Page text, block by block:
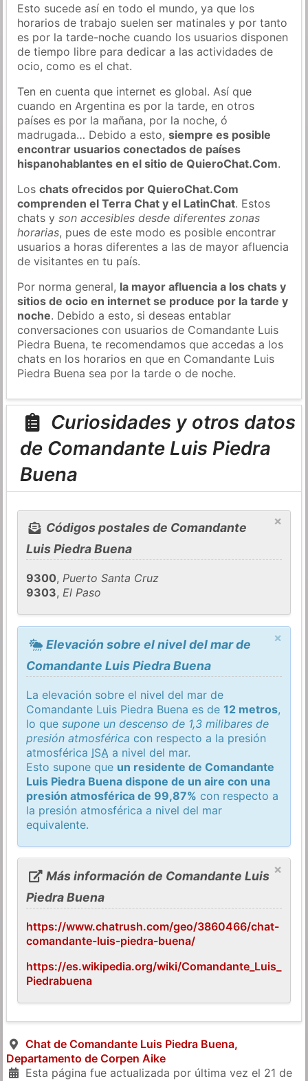
Esto sucede así en todo el mundo, ya que los
horarios de trabajo suelen ser matinales y por tanto
es por la tarde-noche cuando los usuarios disponen
de tiempo libre para dedicar a las actividades de
ocio, como es el chat.
Ten en cuenta que internet es global. Así que
cuando en Argentina es por la tarde, en otros
países es por la mañana, por la noche, ó
madrugada… Debido a esto,siempre es posible
encontrar usuarios conectados de países
hispanohablantes en el sitio de QuieroChat.Com.
Loschats ofrecidos por QuieroChat.Com
comprenden el Terra Chat y el LatinChat. Estos
chats yson accesibles desde diferentes zonas
horarias, pues de este modo es posible encontrar
usuarios a horas diferentes a las de mayor afluencia
de visitantes en tu país.
Por norma general, la mayor afluencia a los chats y
sitios de ocio en internet se produce por la tarde y
noche. Debido a esto, si deseas entablar
conversaciones con usuarios de Comandante Luis
Piedra Buena, te recomendamos que accedas a los
chats en los horarios en que en Comandante Luis
Piedra Buena sea por la tarde o de noche.
Curiosidades y otros datos
de Comandante Luis Piedra
Buena
×
Códigos postales de Comandante
Luis Piedra Buena
9300,Puerto Santa Cruz
9303,El Paso
×
Elevación sobre el nivel del mar de
Comandante Luis Piedra Buena
La elevación sobre el nivel del mar de
Comandante Luis Piedra Buena es de12 metros,
lo quesupone un descenso de 1,3 milibares de
presión atmosférica con respecto a la presión
atmosférica ISA a nivel del mar.
Esto supone que un residente de Comandante
Luis Piedra Buena dispone de un aire con una
presión atmosférica de 99,87% con respecto a
la presión atmosférica a nivel del mar
equivalente.
×
Más información de Comandante Luis
Piedra Buena
https://www.chatrush.com/geo/3860466/chat-
comandante-luis-piedra-buena/
https://es.wikipedia.org/wiki/Comandante_Luis_
Piedrabuena
Chat de Comandante Luis Piedra Buena,
Departamento de Corpen Aike
Esta página fue actualizada por última vez el 21 de